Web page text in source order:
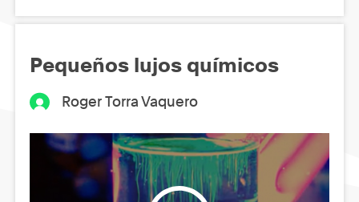
Pequeños lujos químicos
Roger Torra Vaquero